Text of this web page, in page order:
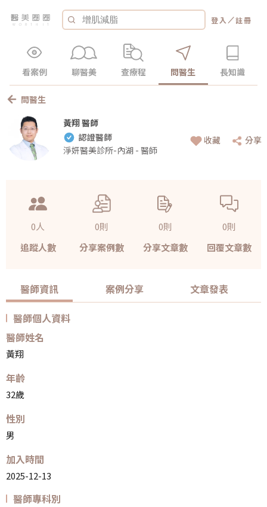
登入 ／註冊
看案例 聊醫美 查療程 問醫生 長知識
問醫生
黃翔 醫師
認證醫師
淨妍醫美診所-內湖 - 醫師
收藏 分享
0人
追蹤人數
0則
分享案例數
0則
分享文章數
0則
回覆文章數
醫師資訊 案例分享 文章發表
醫師個人資料
醫師姓名
黃翔
年齡
32歲
性別
男
加入時間
2025-12-13
醫師專科別